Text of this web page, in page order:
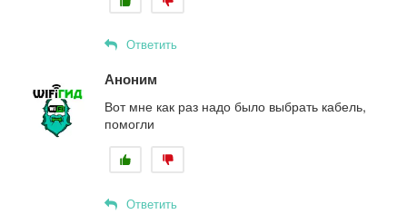
Ответить
Аноним
Вот мне как раз надо было выбрать кабель,
помогли
Ответить